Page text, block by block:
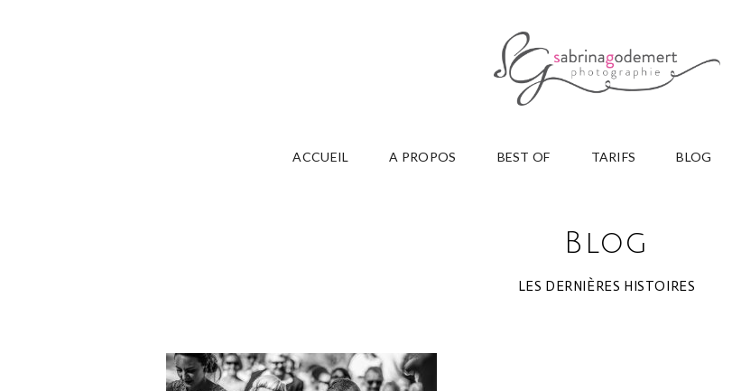
ACCUEIL A PROPOS BEST OF TARIFS BLOG
Blog
LES DERNIÈRES HISTOIRES